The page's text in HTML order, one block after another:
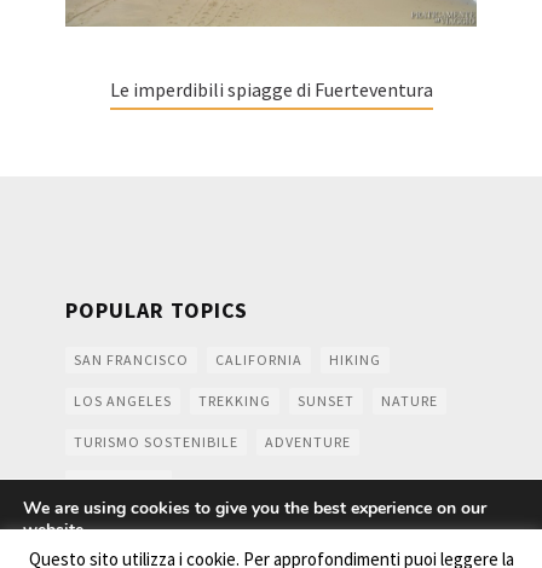
Le imperdibili spiagge di Fuerteventura
POPULAR TOPICS
SAN FRANCISCO CALIFORNIA HIKING
LOS ANGELES TREKKING SUNSET NATURE
TURISMO SOSTENIBILE ADVENTURE
MOUNTAINS
Questo sito utilizza i cookie. Per approfondimenti puoi leggere la
We are using cookies to give you the best experience on our
website.
You can find out more about which cookies we are using or